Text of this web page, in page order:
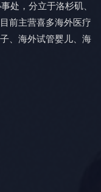
处，分立于洛杉矶、
前主营喜多海外医疗
、海外试管婴儿、海